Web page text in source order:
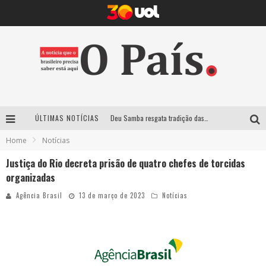
ÚLTIMAS NOTÍCIAS
Maior Campeonato de Drift da América Latina retorna ao Mega Space em março
Home Notícias
Justiça do Rio decreta prisão de quatro chefes de torcidas
organizadas
Agência Brasil 13 de março de 2023 Notícias